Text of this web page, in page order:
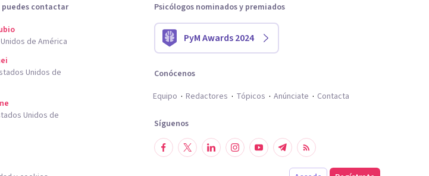
puedes contactar
de América
Unidos de
Unidos de
Psicólogos nominados y premiados
PyM Awards 2024
Conócenos
Equipo
Redactores Tópicos Anúnciate Contacta
Síguenos